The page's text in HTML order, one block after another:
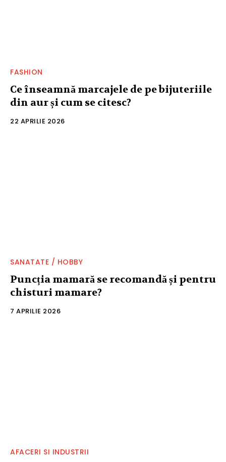
FASHION
Ce înseamnă marcajele de pe bijuteriile
din aur și cum se citesc?
22 APRILIE 2026
SANATATE / HOBBY
Puncția mamară se recomandă și pentru
chisturi mamare?
7 APRILIE 2026
AFACERI SI INDUSTRII